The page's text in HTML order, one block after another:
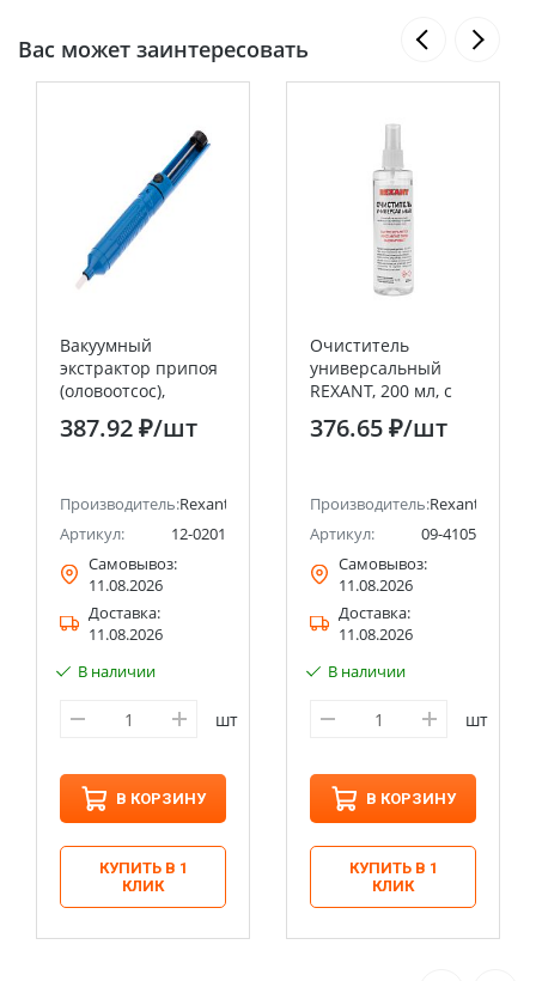
Вас может заинтересовать
Вакуумный
экстрактор припоя
(оловоотсос),
пластик REXANT
387.92 ₽/шт
Производитель:Rexant
Артикул:
12-0201
Самовывоз:
11.08.2026
Доставка:
11.08.2026
В наличии
шт
В КОРЗИНУ
КУПИТЬ В 1
КЛИК
Очиститель
универсальный
REXANT, 200 мл, с
распылителем
(Абсолютированный
376.65 ₽/шт
Производитель:Rexant
Артикул:
09-4105
Самовывоз:
11.08.2026
Доставка:
11.08.2026
В наличии
шт
В КОРЗИНУ
КУПИТЬ В 1
КЛИК